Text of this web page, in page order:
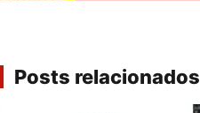
Posts relacionados